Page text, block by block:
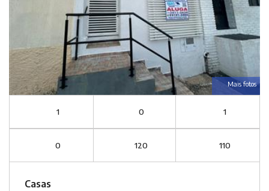
Mais fotos
1 0 1
0 120 110
Casas